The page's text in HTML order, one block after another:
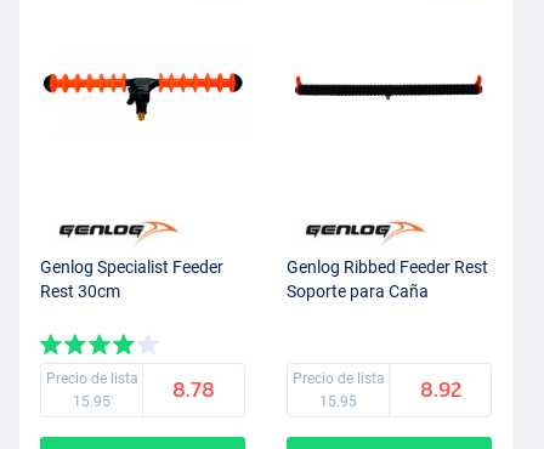
Genlog Specialist Feeder
Rest 30cm
Precio de lista
15.95
8.78
Genlog Ribbed Feeder Rest
Soporte para Caña
Precio de lista
15.95
8.92